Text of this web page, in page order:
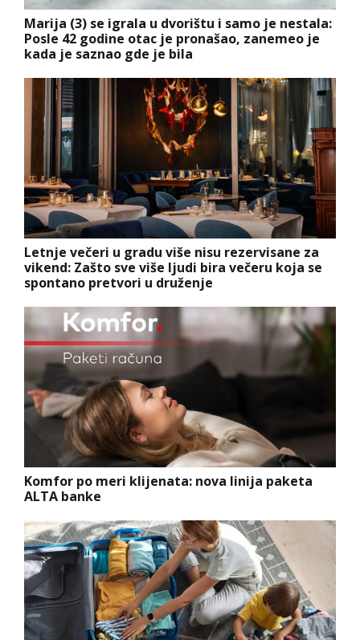
Marija (3) se igrala u dvorištu i samo je nestala:
Posle 42 godine otac je pronašao, zanemeo je
kada je saznao gde je bila
Letnje večeri u gradu više nisu rezervisane za
vikend: Zašto sve više ljudi bira večeru koja se
spontano pretvori u druženje
Komfor po meri klijenata: nova linija paketa
ALTA banke